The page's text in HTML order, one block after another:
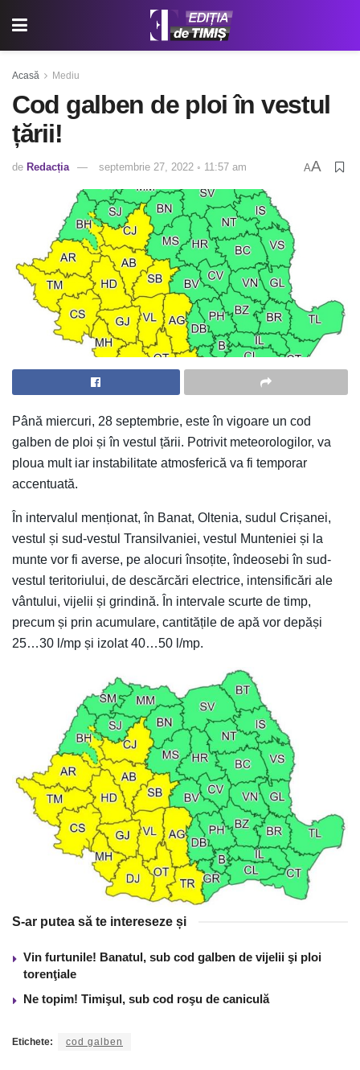
Acasă Mediu
Cod galben de ploi în vestul
țării!
de Redacția septembrie 27, 2022 ◦ 11:57 am AA
Până miercuri, 28 septembrie, este în vigoare un cod
galben de ploi și în vestul țării. Potrivit meteorologilor, va
ploua mult iar instabilitate atmosferică va fi temporar
accentuată.
În intervalul menționat, în Banat, Oltenia, sudul Crișanei,
vestul și sud-vestul Transilvaniei, vestul Munteniei și la
munte vor fi averse, pe alocuri însoțite, îndeosebi în sud-
vestul teritoriului, de descărcări electrice, intensificări ale
vântului, vijelii și grindină. În intervale scurte de timp,
precum și prin acumulare, cantitățile de apă vor depăși
25…30 l/mp și izolat 40…50 l/mp.
S-ar putea să te intereseze și
Vin furtunile! Banatul, sub cod galben de vijelii şi ploi
torenţiale
Ne topim! Timişul, sub cod roşu de caniculă
Etichete: cod galben